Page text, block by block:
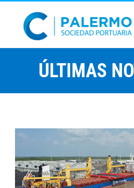
ÚLTIMAS